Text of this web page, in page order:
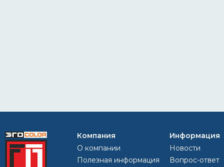
Компания
О компании
Полезная информация
Информация
Новости
Вопрос-ответ